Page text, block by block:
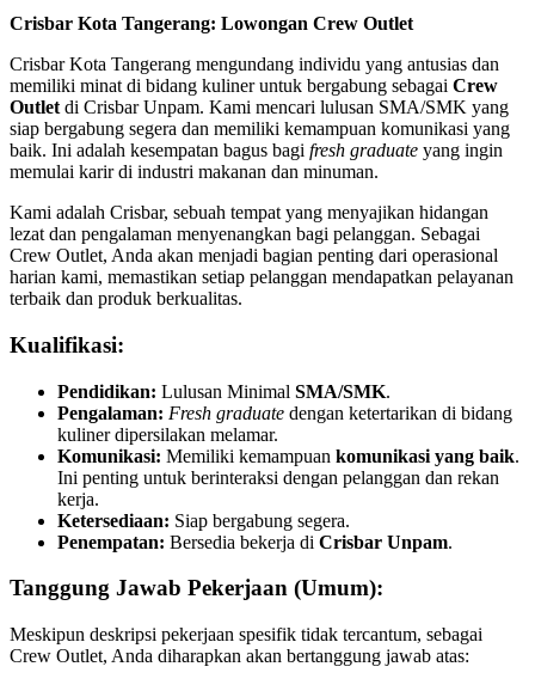
Crisbar Kota Tangerang: Lowongan Crew Outlet
Crisbar Kota Tangerang mengundang individu yang antusias dan
memiliki minat di bidang kuliner untuk bergabung sebagai Crew
Outlet di Crisbar Unpam. Kami mencari lulusan SMA/SMK yang
siap bergabung segera dan memiliki kemampuan komunikasi yang
baik. Ini adalah kesempatan bagus bagi fresh graduate yang ingin
memulai karir di industri makanan dan minuman.
Kami adalah Crisbar, sebuah tempat yang menyajikan hidangan
lezat dan pengalaman menyenangkan bagi pelanggan. Sebagai
Crew Outlet, Anda akan menjadi bagian penting dari operasional
harian kami, memastikan setiap pelanggan mendapatkan pelayanan
terbaik dan produk berkualitas.
Kualifikasi:
Pendidikan: Lulusan Minimal SMA/SMK.
Pengalaman: Fresh graduate dengan ketertarikan di bidang
kuliner dipersilakan melamar.
Komunikasi: Memiliki kemampuan komunikasi yang baik.
Ini penting untuk berinteraksi dengan pelanggan dan rekan
kerja.
Ketersediaan: Siap bergabung segera.
Penempatan: Bersedia bekerja di Crisbar Unpam.
Tanggung Jawab Pekerjaan (Umum):
Meskipun deskripsi pekerjaan spesifik tidak tercantum, sebagai
Crew Outlet, Anda diharapkan akan bertanggung jawab atas: